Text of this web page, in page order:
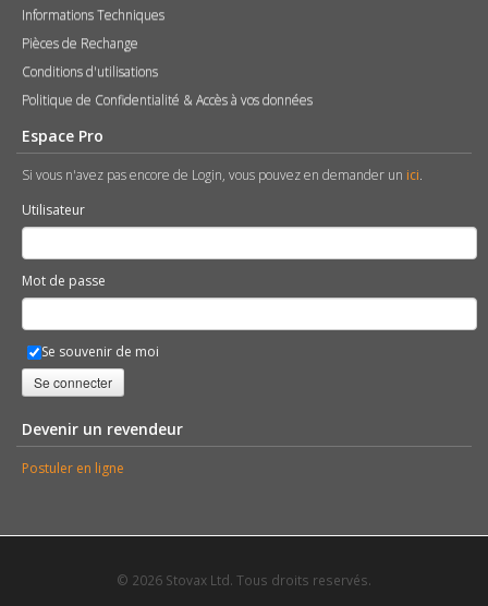
Informations Techniques
Pièces de Rechange
Conditions d'utilisations
Politique de Confidentialité & Accès à vos données
Espace Pro
Si vous n'avez pas encore de Login, vous pouvez en demander un ici.
Utilisateur
Mot de passe
Se souvenir de moi
Se connecter
Devenir un revendeur
Postuler en ligne
© 2026 Stovax Ltd. Tous droits reservés.